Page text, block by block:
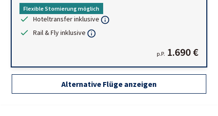
Flexible Stornierung möglich
Hoteltransfer inklusive
Rail & Fly inklusive
p.P. 1.690 €
Alternative Flüge anzeigen